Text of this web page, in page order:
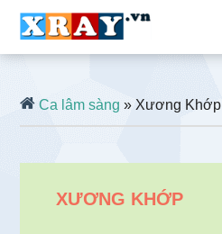
Ca lâm sàng » Xương Khớp
XƯƠNG KHỚP